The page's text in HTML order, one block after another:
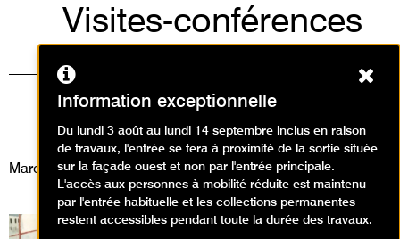
Visites-conférences
dans les collections
permanentes
Visites / Visite conférence
Mardi 3 mars 2026
Information exceptionnelle
Du lundi 3 août au lundi 14 septembre inclus en raison
de travaux, l'entrée se fera à proximité de la sortie située
sur la façade ouest et non par l'entrée principale.
L'accès aux personnes à mobilité réduite est maintenu
par l'entrée habituelle et les collections permanentes
restent accessibles pendant toute la durée des travaux.